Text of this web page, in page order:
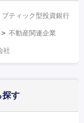
ブティック型投資銀行
不動産関連企業
社
探す